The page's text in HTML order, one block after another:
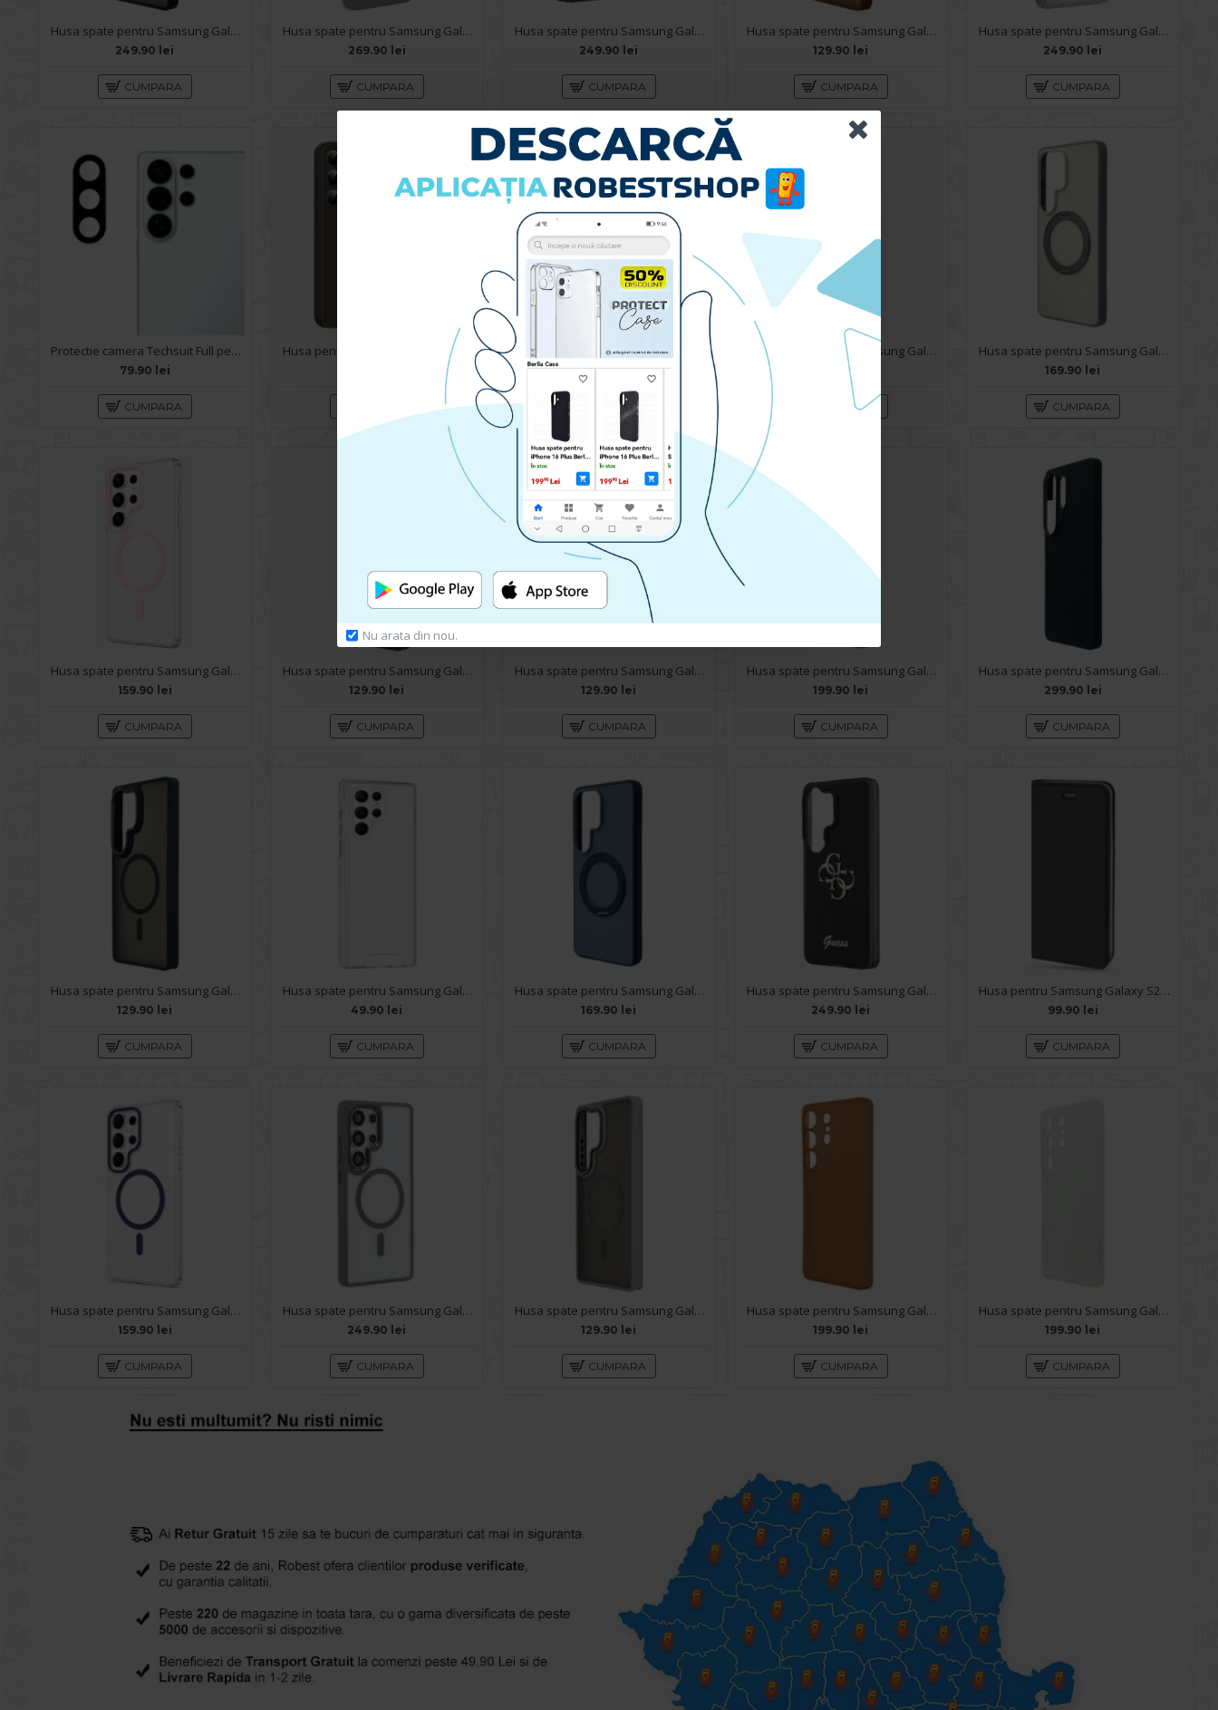
Nu arata din nou.
Husa spate pentru Samsung Galaxy S26 Ultra Keephone Mago Pro MagSafe - Black
249.90 lei
CUMPARA
Husa spate pentru Samsung Galaxy S26 Ultra Silicon Magnet Case - Gray
269.90 lei
CUMPARA
Husa spate pentru Samsung Galaxy S26 Ultra Keephone Magpro - Negru
249.90 lei
CUMPARA
Husa spate pentru Samsung Galaxy S26 Ultra Matte Case Magsafe - Semitransparent/Gold
129.90 lei
CUMPARA
Husa spate pentru Samsung Galaxy S26 Ultra Keephone Mago Pro MagSafe - Gray
249.90 lei
CUMPARA
Protectie camera Techsuit Full pentru Samsung Galaxy S26 Ultra - Negru
79.90 lei
CUMPARA
49.90 lei
CUMPARA
Husa spate pentru Samsung Galaxy S26 Ultra Keephone Kevilar Magsafe - Negru
359.90 lei
CUMPARA
Husa spate pentru Samsung Galaxy S26 Ultra Berlia 360 - Nude
169.90 lei
CUMPARA
Husa spate pentru Samsung Galaxy S26 Ultra Berlia Sheen Magsafe - Transparent/Roz
159.90 lei
CUMPARA
Husa spate pentru Samsung Galaxy S26 Ultra Matte Case Magsafe - Semitransparent/Purple
129.90 lei
CUMPARA
Husa spate pentru Samsung Galaxy S26 Ultra Matte Case Magsafe - Semitransparent/Roz
129.90 lei
CUMPARA
Husa spate pentru Samsung Galaxy S26 Ultra Keephone Airskin - Black
199.90 lei
CUMPARA
Husa spate pentru Samsung Galaxy S26 Ultra Aramid Magsafe - Negru
299.90 lei
CUMPARA
Husa spate pentru Samsung Galaxy S26 Ultra Matte Case Magsafe - Semitransparent/Black
129.90 lei
CUMPARA
Husa spate pentru Samsung Galaxy S26 Ultra - Space Case
49.90 lei
CUMPARA
Husa spate pentru Samsung Galaxy S26 Ultra Berlia 360 - Blue
169.90 lei
CUMPARA
Husa spate pentru Samsung Galaxy S26 Ultra Guess Metal Logo - Black
249.90 lei
CUMPARA
Husa pentru Samsung Galaxy S26 Ultra - Carte X-Power Negru
99.90 lei
CUMPARA
Husa spate pentru Samsung Galaxy S26 Ultra Berlia Sheen Magsafe - Transparent/Mov
159.90 lei
CUMPARA
Husa spate pentru Samsung Galaxy S26 Ultra Keephone Magpro - Gri
249.90 lei
CUMPARA
Husa spate pentru Samsung Galaxy S26 Ultra Matte Case Magsafe - Semitransparent/Gri
129.90 lei
CUMPARA
Husa spate pentru Samsung Galaxy S26 Ultra Keephone Airskin - Orange
199.90 lei
CUMPARA
Husa spate pentru Samsung Galaxy S26 Ultra Keephone Airskin - Clear
199.90 lei
CUMPARA